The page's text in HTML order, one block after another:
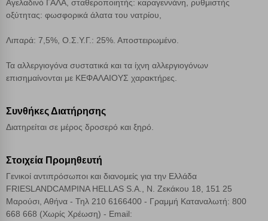
Αγελαδινό ΓΑΛΑ, σταθεροποιητής: καραγεννάνη, ρυθμιστής
οξύτητας: φωσφορικά άλατα του νατρίου,
Λιπαρά: 7,5%, Ο.Σ.Υ.Γ.: 25%. Αποστειρωμένο.
Τα αλλεργιογόνα συστατικά και τα ίχνη αλλεργιογόνων
επισημαίνονται με ΚΕΦΑΛΑΙΟΥΣ χαρακτήρες.
Συνθήκες Διατήρησης
Διατηρείται σε μέρος δροσερό και ξηρό.
Στοιχεία Προμηθευτή
Γενικοί αντιπρόσωποι και διανομείς για την Ελλάδα
FRIESLANDCAMPINA HELLAS S.A., Ν. Ζεκάκου 18, 151 25
Μαρούσι, Αθήνα - Τηλ 210 6166400 - Γραμμή Καταναλωτή: 800
668 668 (Χωρίς Χρέωση) - Email:
Απόρριψη όλων